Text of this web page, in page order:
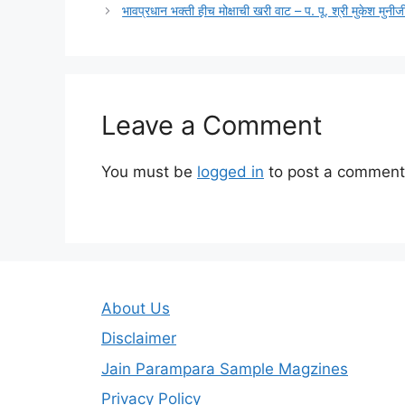
भावप्रधान भक्ती हीच मोक्षाची खरी वाट – प. पू. श्री मुकेश
Leave a Comment
You must be logged in to post a
About Us
Disclaimer
Jain Parampara Sample Magzines
Privacy Policy